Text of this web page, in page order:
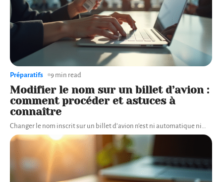
Modifier le nom sur un billet d’avion :
comment procéder et astuces à
connaître
Changer le nom inscrit sur un billet d’avion n’est ni automatique ni
Préparatifs 9 min read